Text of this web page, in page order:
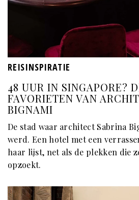
REISINSPIRATIE
48 UUR IN SINGAPORE?
FAVORIETEN VAN
BIGNAMI
De stad waar architect Sabrina
werd. Een hotel met een
haar lijst, net als de plekken die
opzoekt.